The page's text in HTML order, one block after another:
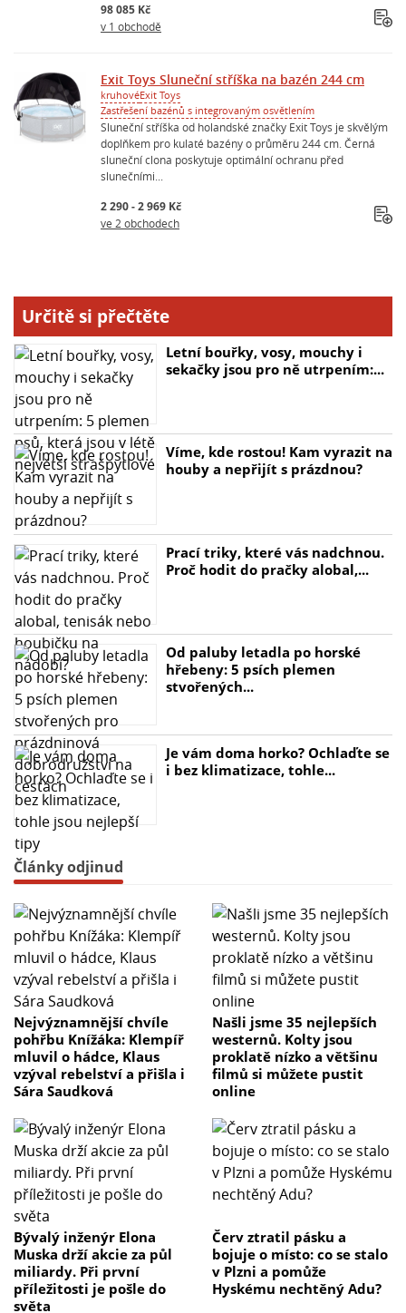
98 085 Kč
v 1 obchodě
Exit Toys Sluneční stříška na bazén 244 cm
kruhovéExit Toys
Zastřešení bazénů s integrovaným osvětlením
Sluneční stříška od holandské značky Exit Toys je skvělým
doplňkem pro kulaté bazény o průměru 244 cm. Černá
sluneční clona poskytuje optimální ochranu před
slunečními...
2 290 - 2 969 Kč
ve 2 obchodech
Určitě si přečtěte
Letní bouřky, vosy, mouchy i
sekačky jsou pro ně utrpením:...
Víme, kde rostou! Kam vyrazit na
houby a nepřijít s prázdnou?
Prací triky, které vás nadchnou.
Proč hodit do pračky alobal,...
Od paluby letadla po horské
hřebeny: 5 psích plemen
stvořených...
Je vám doma horko? Ochlaďte se
i bez klimatizace, tohle...
Články odjinud
Nejvýznamnější chvíle
pohřbu Knížáka: Klempíř
mluvil o hádce, Klaus
vzýval rebelství a přišla i
Sára Saudková
Našli jsme 35 nejlepších
westernů. Kolty jsou
proklatě nízko a většinu
filmů si můžete pustit
online
Bývalý inženýr Elona
Muska drží akcie za půl
miliardy. Při první
příležitosti je pošle do
světa
Červ ztratil pásku a
bojuje o místo: co se stalo
v Plzni a pomůže
Hyskému nechtěný Adu?